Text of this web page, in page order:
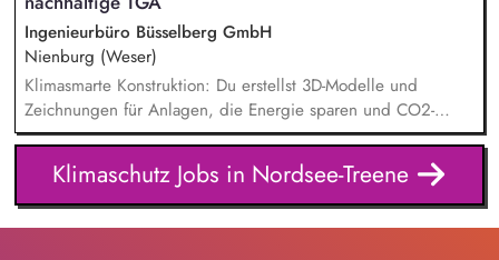
und Immobilieninvestitionen. Du steuerst den
Produktlebenszyklus und evaluierst neue Technologien (z. B.
AI/ML, Datenanalyse) zur Sicherstellung der
Plattformskalierbarkeit.
Ingenieurbüro Büsselberg GmbH
Nienburg (Weser)
Klimasmarte Konstruktion: Du erstellst 3D-Modelle und
Zeichnungen für Anlagen, die Energie sparen und CO2-
Emissionen senken. Innovations-Check: Du bringst eigene
Ideen ein, wie wir Technik noch effizienter in anspruchsvolle
Architektur integrieren können. Schnittstellenmanagement: Du
koordinierst dich mit Fachkollegen, um ganzheitliche,
ökologisch optimierte Gesamtsysteme zu schaffen. Präzise
Klimaschutz Jobs in Nordsee-Treene